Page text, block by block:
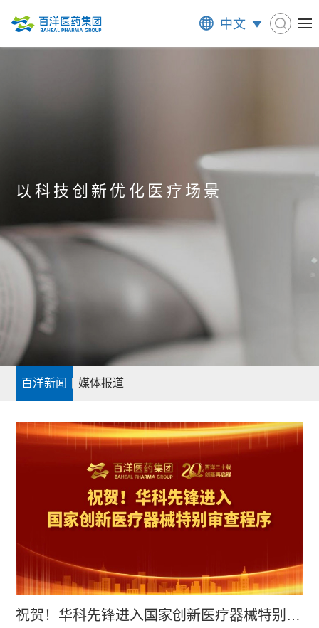
中文
以科技创新优化医疗场景
百洋新闻 媒体报道
祝贺！华科先锋进入国家创新医疗器械特别审批通道，百洋放射外科布局再迎突破